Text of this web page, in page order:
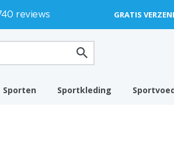
GRATIS
Sporten Sportkleding